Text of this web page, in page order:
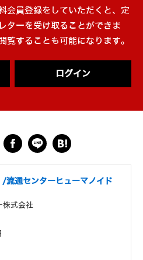
会員登録をしていただくと、定
ターを受け取ることができま
覧することも可能になります。
ログイン
流通センターヒューマノイド
株式会社